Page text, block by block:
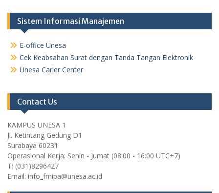
Sistem Informasi Manajemen
E-office Unesa
Cek Keabsahan Surat dengan Tanda Tangan Elektronik
Unesa Carier Center
Contact Us
KAMPUS UNESA 1
Jl. Ketintang Gedung D1
Surabaya 60231
Operasional Kerja: Senin - Jumat (08:00 - 16:00 UTC+7)
T: (031)8296427
Email: info_fmipa@unesa.ac.id